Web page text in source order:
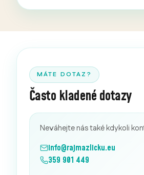
MÁTE DOTAZ?
Často kladené dotazy
Neváhejte nás také kdykoli
info@rajmazlicku.eu
359 901 449